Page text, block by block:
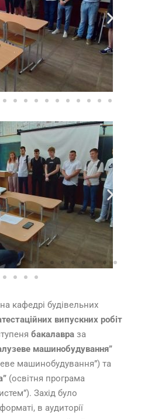
на кафедрі будівельних
випускних робіт
бакалавра за
машинобудування”
машинобудування”) та
(освітня програма
Захід було
в аудиторії